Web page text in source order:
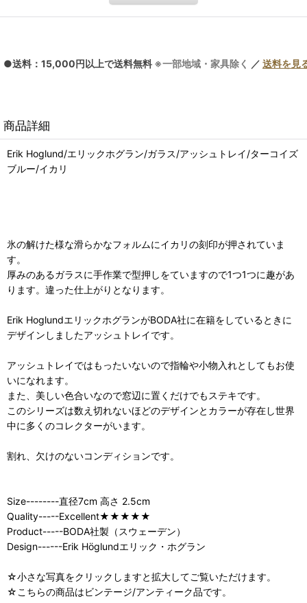
●送料：15,000円以上で送料無料 ※一部地域・家具除く ／ 送料を見
商品詳細
Erik Hoglund/エリックホグラン/ガラス/アッシュトレイ/ターコイズ
ブルー/イカリ
氷の解けた様な滑らかなフォルムにイカリの刻印が押されていま
す。
厚みのあるガラスに手作業で型押しをていますので1つ1つに趣があ
ります。違った仕上がりとなります。
Erik HoglundエリックホグランがBODA社に在籍をしているときに
デザインしましたアッシュトレイです。
アッシュトレイではもったいないので指輪や小物入れとしてもお使
いになれます。
また、美しい色合いなので窓辺に置くだけでもステキです。
このシリーズは数え切れないほどのデザインとカラーが存在し世界
中に多くのコレクターがいます。
割れ、欠けのないコンディションです。
Size--------直径7cm 高さ 2.5cm
Quality-----Excellent★★★★★
Product-----BODA社製（スウェーデン）
Design------Erik Höglundエリック・ホグラン
☆小さな写真をクリックしますと拡大してご覧いただけます。
☆こちらの商品はビンテージ/アンティーク品です。